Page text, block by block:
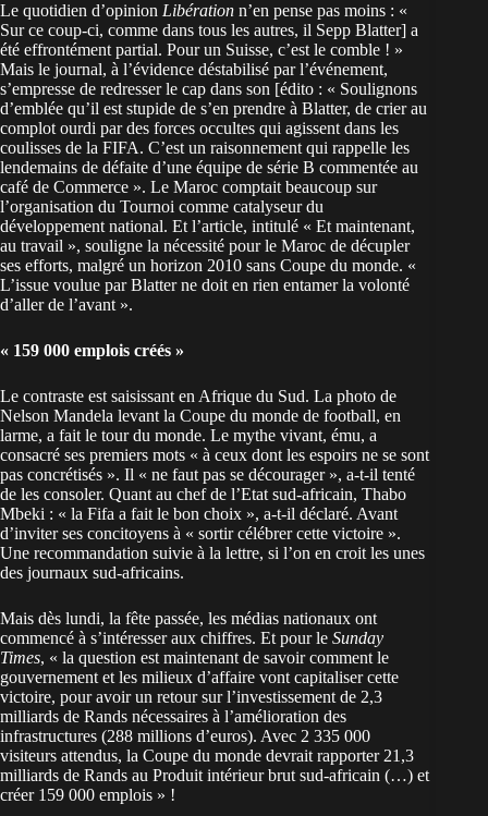
Le quotidien d’opinion Libération n’en pense pas moins : «
Sur ce coup-ci, comme dans tous les autres, il Sepp Blatter] a
été effrontément partial. Pour un Suisse, c’est le comble ! »
Mais le journal, à l’évidence déstabilisé par l’événement,
s’empresse de redresser le cap dans son [édito : « Soulignons
d’emblée qu’il est stupide de s’en prendre à Blatter, de crier au
complot ourdi par des forces occultes qui agissent dans les
coulisses de la FIFA. C’est un raisonnement qui rappelle les
lendemains de défaite d’une équipe de série B commentée au
café de Commerce ». Le Maroc comptait beaucoup sur
l’organisation du Tournoi comme catalyseur du
développement national. Et l’article, intitulé « Et maintenant,
au travail », souligne la nécessité pour le Maroc de décupler
ses efforts, malgré un horizon 2010 sans Coupe du monde. «
L’issue voulue par Blatter ne doit en rien entamer la volonté
d’aller de l’avant ».
« 159 000 emplois créés »
Le contraste est saisissant en Afrique du Sud. La photo de
Nelson Mandela levant la Coupe du monde de football, en
larme, a fait le tour du monde. Le mythe vivant, ému, a
consacré ses premiers mots « à ceux dont les espoirs ne se sont
pas concrétisés ». Il « ne faut pas se décourager », a-t-il tenté
de les consoler. Quant au chef de l’Etat sud-africain, Thabo
Mbeki : « la Fifa a fait le bon choix », a-t-il déclaré. Avant
d’inviter ses concitoyens à « sortir célébrer cette victoire ».
Une recommandation suivie à la lettre, si l’on en croit les unes
des journaux sud-africains.
Mais dès lundi, la fête passée, les médias nationaux ont
commencé à s’intéresser aux chiffres. Et pour le Sunday
Times, « la question est maintenant de savoir comment le
gouvernement et les milieux d’affaire vont capitaliser cette
victoire, pour avoir un retour sur l’investissement de 2,3
milliards de Rands nécessaires à l’amélioration des
infrastructures (288 millions d’euros). Avec 2 335 000
visiteurs attendus, la Coupe du monde devrait rapporter 21,3
milliards de Rands au Produit intérieur brut sud-africain (…) et
créer 159 000 emplois » !